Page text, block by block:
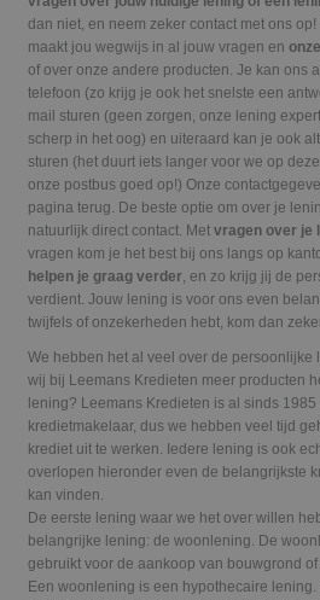
dan niet, en neem zeker contact met ons
maakt jou wegwijs in al jouw vragen en
of over onze andere producten. Je kan ons
telefoon (zo krijg je ook het snelste een
mail sturen (geen zorgen, onze lening
scherp in het oog) en uiteraard kan je ook
sturen (het duurt iets langer voor we op
onze postbus goed op!) Onze
pagina terug. De beste optie om over je
natuurlijk direct contact. Met vragen over je
vragen kom je het best bij ons langs op
helpen je graag verder, en zo krijg jij de
verdient. Jouw lening is voor ons even
twijfels of onzekerheden hebt, kom dan
We hebben het al veel over de persoonlijke
wij bij Leemans Kredieten meer producten
lening? Leemans Kredieten is al sinds
kredietmakelaar, dus we hebben veel tijd
krediet uit te werken. Iedere lening is ook
overlopen hieronder even de belangrijkste
kan vinden.
De eerste lening waar we het over willen
belangrijke lening: de woonlening. De
gebruikt voor de aankoop van bouwgrond
Een woonlening is een hypothecaire